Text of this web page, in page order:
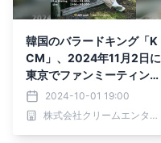
韓国のバラードキング「K
CM」、2024年11月2日に
東京でファンミーティング
＆ライブイベント「GIF
T」を開催決定！
2024-10-01 19:00
株式会社クリームエンタテインメント